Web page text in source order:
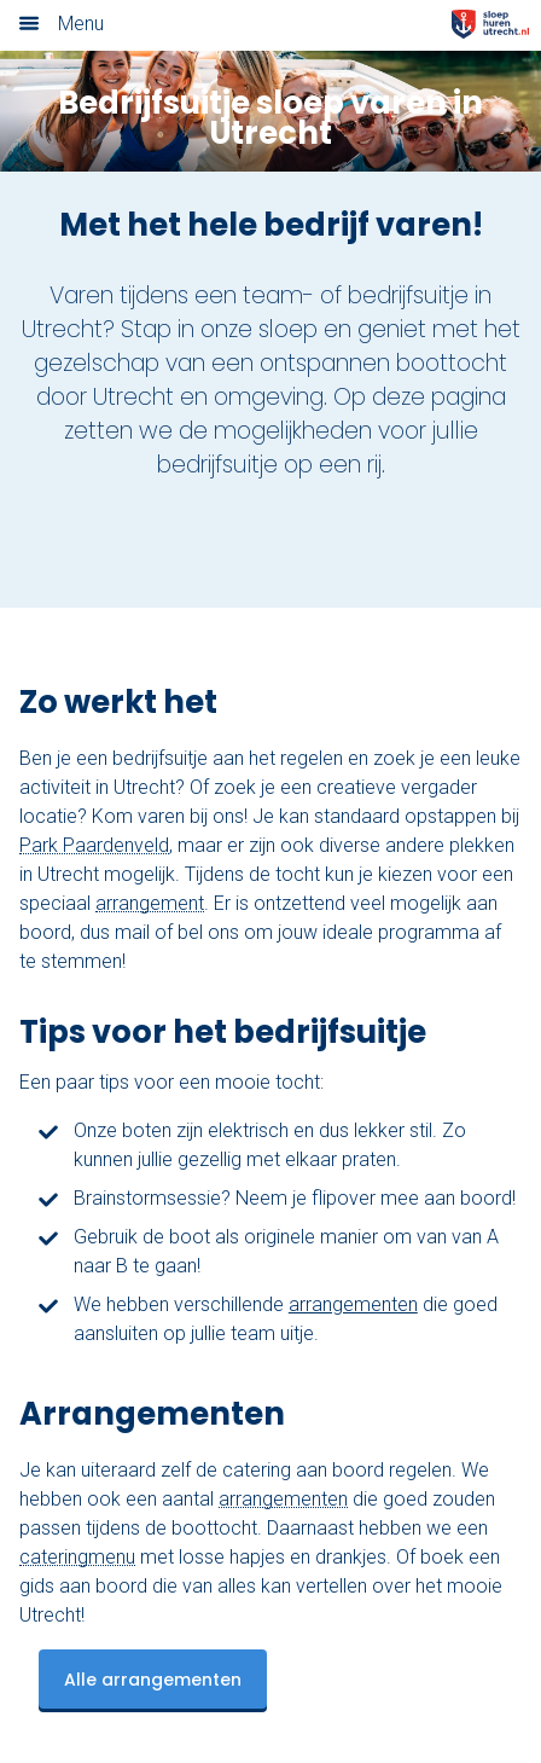
Menu
Home
Nieuwsoverzicht
Opstaplocaties
Zelf varen in elektrosloep
Cateringmenu
Arrangementen
Varen & BBQ
Varen door Utrecht
Onze sloepen
Contact
Werken bij Sloep Huren Utrecht
Bedrijfsuitje sloep varen in
Utrecht
Met het hele bedrijf varen!
Varen tijdens een team- of bedrijfsuitje in
Utrecht? Stap in onze sloep en geniet met het
gezelschap van een ontspannen boottocht
door Utrecht en omgeving. Op deze pagina
zetten we de mogelijkheden voor jullie
bedrijfsuitje op een rij.
Zo werkt het
Ben je een bedrijfsuitje aan het regelen en zoek je een leuke
activiteit in Utrecht? Of zoek je een creatieve vergader
locatie? Kom varen bij ons! Je kan standaard opstappen bij
Park Paardenveld, maar er zijn ook diverse andere plekken
in Utrecht mogelijk. Tijdens de tocht kun je kiezen voor een
speciaal arrangement. Er is ontzettend veel mogelijk aan
boord, dus mail of bel ons om jouw ideale programma af
te stemmen!
Tips voor het bedrijfsuitje
Een paar tips voor een mooie tocht:
Onze boten zijn elektrisch en dus lekker stil. Zo
kunnen jullie gezellig met elkaar praten.
Brainstormsessie? Neem je flipover mee aan boord!
Gebruik de boot als originele manier om van van A
naar B te gaan!
We hebben verschillende arrangementen die goed
aansluiten op jullie team uitje.
Arrangementen
Je kan uiteraard zelf de catering aan boord regelen. We
hebben ook een aantal arrangementen die goed zouden
passen tijdens de boottocht. Daarnaast hebben we een
cateringmenu met losse hapjes en drankjes. Of boek een
gids aan boord die van alles kan vertellen over het mooie
Utrecht!
Alle arrangementen